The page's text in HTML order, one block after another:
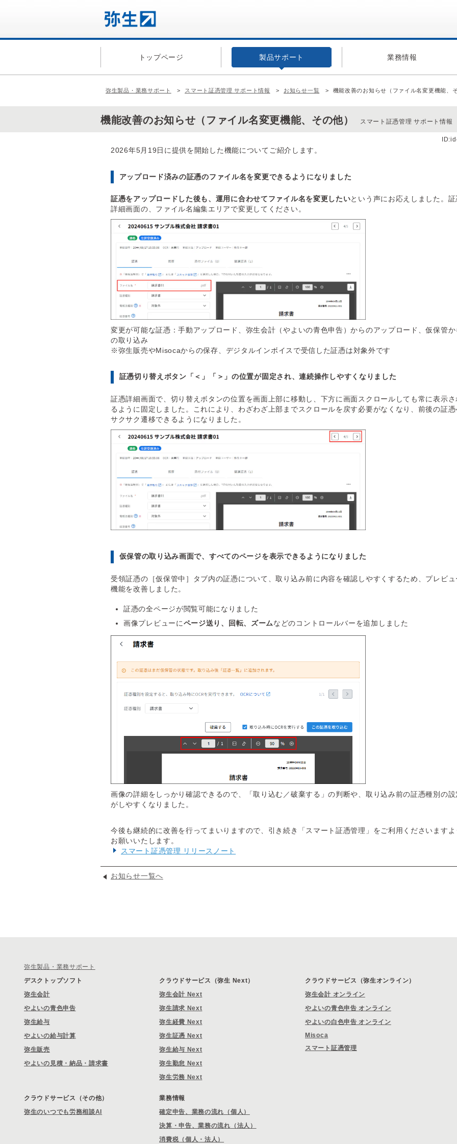
トップページ 製品サポート 業務情報
弥生製品・業務サポート スマート証憑管理 サポート情報 お知らせ一覧 機能改善のお知らせ（ファイル名変更機能、
機能改善のお知らせ（ファイル名変更機能、その他） スマート証憑管理 サポート情報
2026年5月19日に提供を開始した機能についてご紹介します。
アップロード済みの証憑のファイル名を変更できるようになりました
証憑をアップロードした後も、運用に合わせてファイル名を変更したいという声にお応えしました。証
詳細画面の、ファイル名編集エリアで変更してください。
変更が可能な証憑：手動アップロード、弥生会計（やよいの青色申告）からのアップロード、仮保管か
の取り込み
※弥生販売やMisocaからの保存、デジタルインボイスで受信した証憑は対象外です
証憑切り替えボタン「＜」「＞」の位置が固定され、連続操作しやすくなりました
証憑詳細画面で、切り替えボタンの位置を画面上部に移動し、下方に画面スクロールしても常に表示さ
るように固定しました。これにより、わざわざ上部までスクロールを戻す必要がなくなり、前後の証憑
サクサク遷移できるようになりました。
仮保管の取り込み画面で、すべてのページを表示できるようになりました
受領証憑の［仮保管中］タブ内の証憑について、取り込み前に内容を確認しやすくするため、プレビュ
機能を改善しました。
証憑の全ページが閲覧可能になりました
画像プレビューにページ送り、回転、ズームなどのコントロールバーを追加しました
画像の詳細をしっかり確認できるので、「取り込む／破棄する」の判断や、取り込み前の証憑種別の設
がしやすくなりました。
今後も継続的に改善を行ってまいりますので、引き続き「スマート証憑管理」をご利用くださいますよ
お願いいたします。
スマート証憑管理 リリースノート
お知らせ一覧へ
弥生製品・業務サポート
デスクトップソフト
弥生会計
やよいの青色申告
弥生給与
やよいの給与計算
弥生販売
やよいの見積・納品・請求書
クラウドサービス（弥生 Next）
弥生会計 Next
弥生請求 Next
弥生経費 Next
弥生証憑 Next
弥生給与 Next
弥生勤怠 Next
弥生労務 Next
クラウドサービス（弥生オンライン）
弥生会計 オンライン
やよいの青色申告 オンライン
やよいの白色申告 オンライン
Misoca
スマート証憑管理
クラウドサービス（その他）
弥生のいつでも労務相談AI
業務情報
確定申告、業務の流れ（個人）
決算・申告、業務の流れ（法人）
消費税（個人・法人）